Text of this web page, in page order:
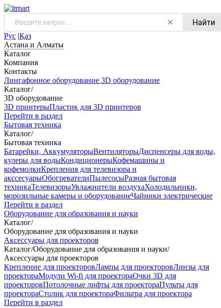
Найти
Рус |Қаз
Астана и Алматы
Каталог
Компания
Контакты
Лингафонное оборудование 3D оборудование
Каталог/
3D оборудование
3D принтерыПластик для 3D принтеров
Перейти в раздел
Бытовая техника
Каталог/
Бытовая техника
Батарейки, АккумуляторыВентиляторыДиспенсеры для воды,
кулеры для водыКондиционерыКофемашины и
кофемолкиКрепления для телевизора и
акссесуарыОбогревателиПылесосыРазная бытовая
техникаТелевизорыУвлажнители воздухаХолодильники,
морозильные камеры и оборудованиеЧайники электрические
Перейти в раздел
Оборудование для образования и науки
Каталог/
Оборудование для образования и науки
Аксессуары для проекторов
Каталог/Оборудование для образования и науки/
Аксессуары для проекторов
Крепление для проекторовЛампы для проекторовЛинзы для
проектораМодули Wi-fi для проектораОчки 3D для
проекторовПотолочные лифты для проектораПульты для
проектораСтолик для проектораФильтра для проектора
Перейти в раздел